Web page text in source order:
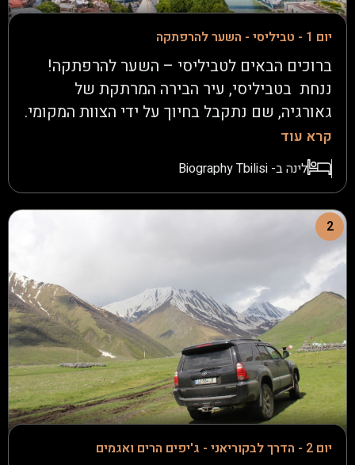
יום 1 - טביליסי - השער להרפתקה
ברוכים הבאים לטביליסי – השער להרפתקה!
ננחת בטביליסי, עיר הבירה המרתקת של
גאורגיה, שם נתקבל בחיוך על ידי הצוות המקומי.
נתמקם במלון שלנו וננוח לקראת המסע המרגש
שמצפה לנו.לעת ערב נצא לשיטוט קליל בעיר
ליהנות מהאווירה הקסומה של טביליסי בלילה.
קרא עוד
לינה ב- Biography Tbilisi
2
יום 2 - הדרך לבקוריאני - ג'יפים הרים ואגמים